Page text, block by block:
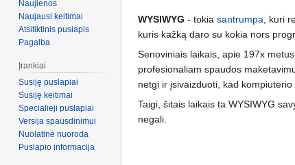
Jump
to
navigation
Jump
to
search
WYSIWYG - tokia santrumpa , kuri
kuris kažką daro su kokia nors
Senoviniais laikais, apie 197x
profesionaliam spaudos
netgi ir įsivaizduoti, kad
Taigi, šitais laikais ta WYSIWYG
negali.
Naujienos
Naujausi keitimai
Atsitiktinis puslapis
Pagalba
Įrankiai
Susiję puslapiai
Susiję keitimai
Specialieji puslapiai
Versija spausdinimui
Nuolatinė nuoroda
Puslapio informacija